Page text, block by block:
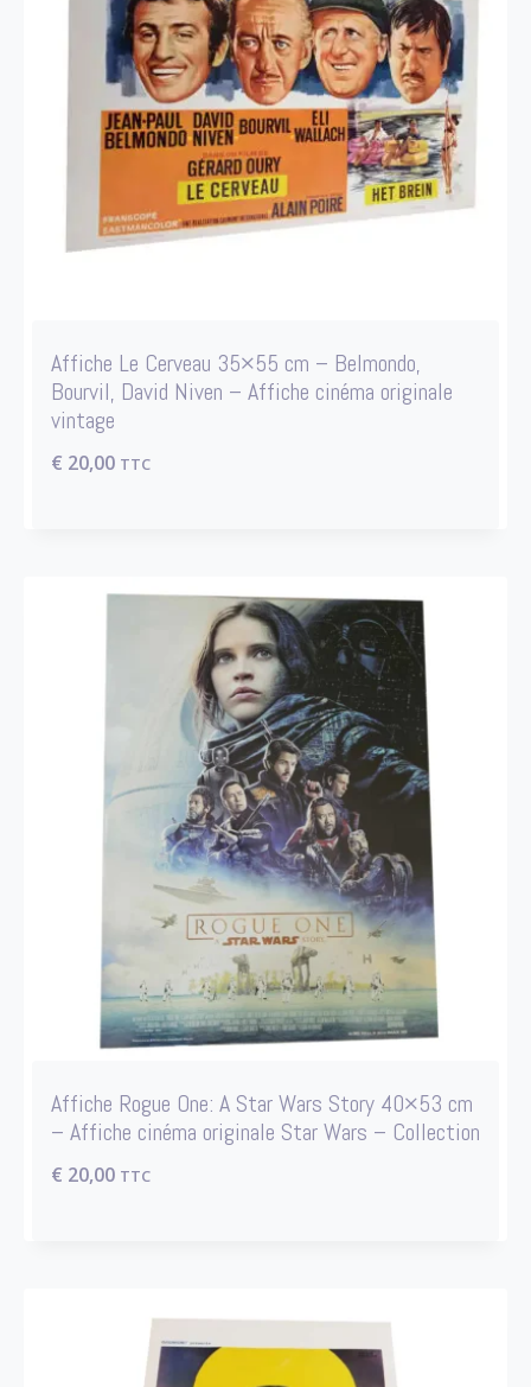
Affiche Le Cerveau 35×55 cm – Belmondo,
Bourvil, David Niven – Affiche cinéma originale
vintage
€ 20,00 TTC
Affiche Rogue One: A Star Wars Story 40×53 cm
– Affiche cinéma originale Star Wars – Collection
€ 20,00 TTC